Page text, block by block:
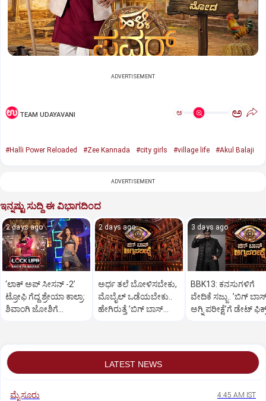
ADVERTISEMENT
TEAM UDAYAVANI ಅ ಅ
#Halli Power Reloaded #Zee Kannada #city girls #village life #Akul Balaji
ADVERTISEMENT
ಇನ್ನಷ್ಟು ಸುದ್ದಿ ಈ ವಿಭಾಗದಿಂದ
2 days ago
‘ಲಾಕ್ ಅಪ್ ಸೀಸನ್‌ -2ʼ
ಟ್ರೋಫಿ ಗೆದ್ದ ಶ್ರೇಯಾ ಕಾಲ್ರಾ:
ಶಿವಾಂಗಿ ಜೋಶಿಗೆ
2 days ago
ಅರ್ಧ ತಲೆ ಬೋಳಿಸಬೇಕು,
ಮೊಬೈಲ್‌ ಒಡೆಯಬೇಕು..
ಹೇಗಿರುತ್ತೆ ‌ʼಬಿಗ್ ಬಾಸ್‌
3 days ago
BBK13: ಕನಸುಗಳಿಗೆ
ವೇದಿಕೆ ಸಜ್ಜು.. ʼಬಿಗ್‌
ಅಗ್ನಿ ಪರೀಕ್ಷೆʼಗೆ ಡೇಟ್‌
LATEST NEWS
ಮೈಸೂರು 4:45 AM IST